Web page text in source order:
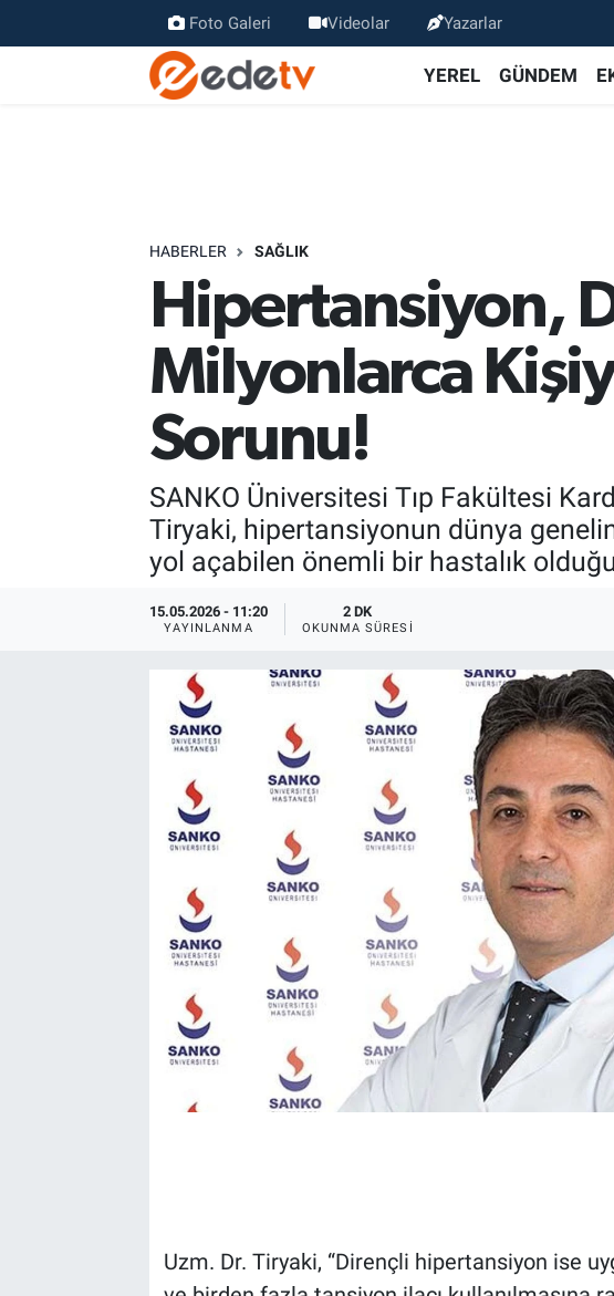
Foto Galeri Videolar Yazarlar
YEREL GÜNDEM
HABERLER SAĞLIK
Hipertansiyon,
Milyonlarca
Sorunu!
SANKO Üniversitesi Tıp Fakültesi
Tiryaki, hipertansiyonun dünya
yol açabilen önemli bir hastalık
15.05.2026 - 11:20
YAYINLANMA
2 DK
OKUNMA SÜRESI
Uzm. Dr. Tiryaki, “Dirençli hipertansiyon ise